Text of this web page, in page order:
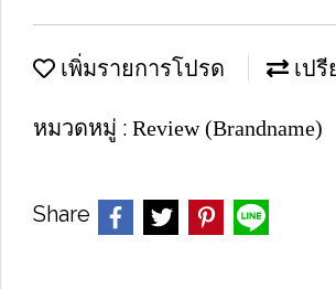
เพิ่มรายการโปรด เป
หมวดหมู่ : Review (Brandname)
Share